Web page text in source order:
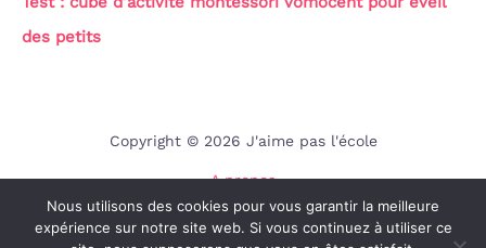
des petits
Copyright © 2026 J'aime pas l'école
A propos
Contact
Mentions légales
Nous utilisons des cookies pour vous garantir la meilleure
expérience sur notre site web. Si vous continuez à utiliser ce